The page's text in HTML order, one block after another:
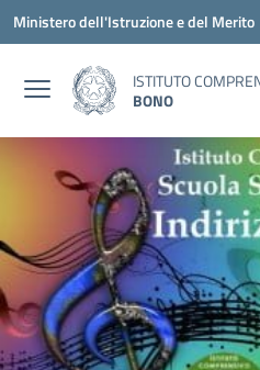
Vai ai contenuti
Vai al menu di navigazione
Vai al footer
Ministero dell'Istruzione e del Merito
ISTITUTO
BONO